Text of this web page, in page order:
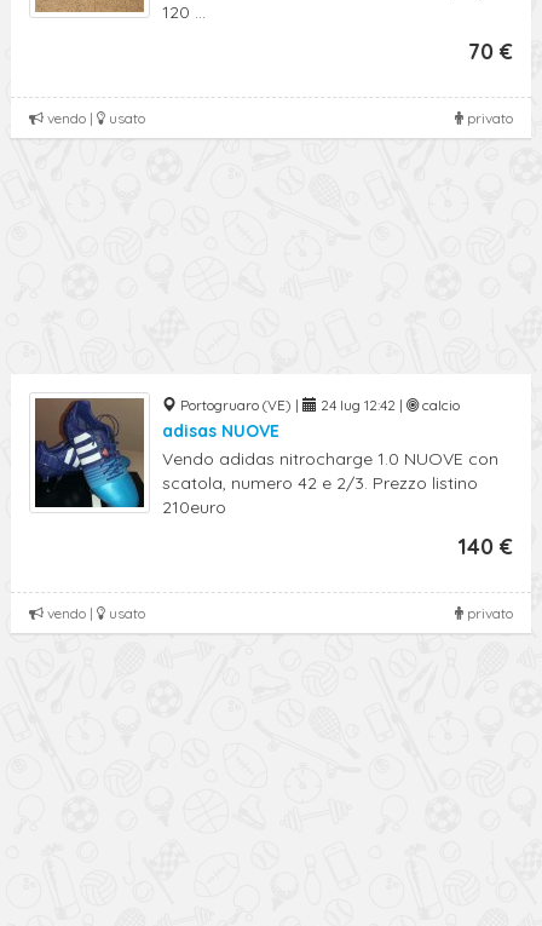
120 ...
70 €
privato
vendo | usato
Portogruaro (VE) | 24 lug 12:42 | calcio
adisas NUOVE
Vendo adidas nitrocharge 1.0 NUOVE con
scatola, numero 42 e 2/3. Prezzo listino
210euro
140 €
privato
vendo | usato